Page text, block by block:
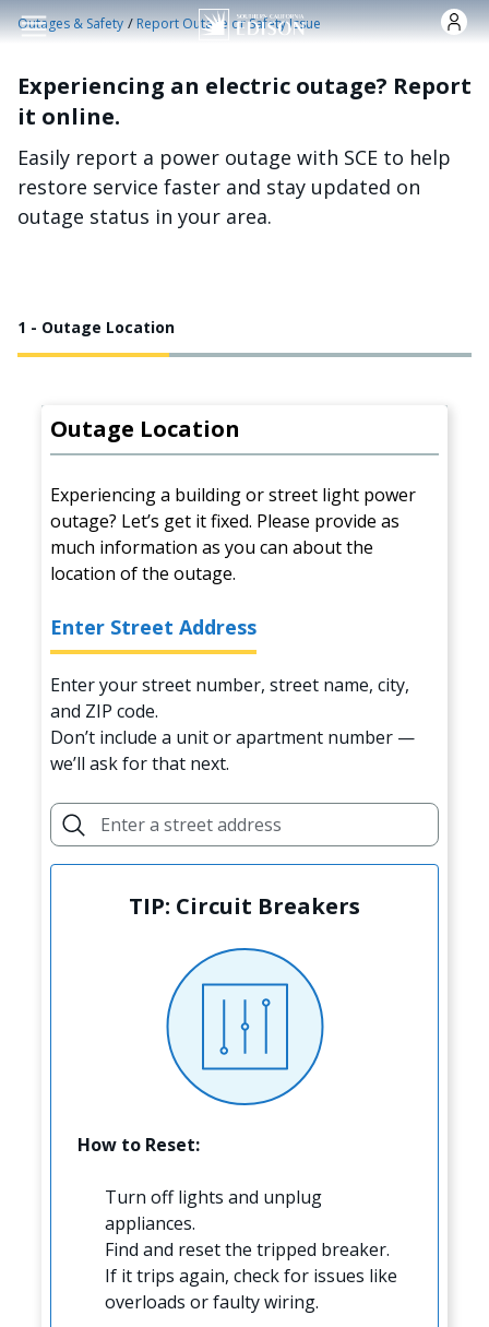
Skip to main content
Outages & Safety /Report Outage or Safety Issue
Experiencing an electric outage? Report
it online.
Easily report a power outage with SCE to help
restore service faster and stay updated on
outage status in your area.
1 - Outage Location
Outage Location
Experiencing a building or street light power
outage? Let’s get it fixed. Please provide as
much information as you can about the
location of the outage.
Enter Street Address
Enter your street number, street name, city,
and ZIP code.
Don’t include a unit or apartment number —
we’ll ask for that next.
TIP: Circuit Breakers
How to Reset:
Turn off lights and unplug
appliances.
Find and reset the tripped breaker.
If it trips again, check for issues like
overloads or faulty wiring.